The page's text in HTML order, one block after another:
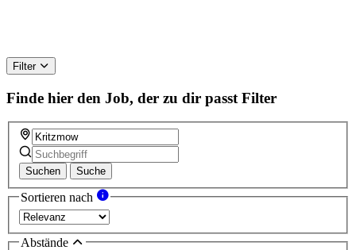
Filter
Finde hier den Job, der zu dir passt Filter
Suchen Suche
Sortieren nach
Abstände